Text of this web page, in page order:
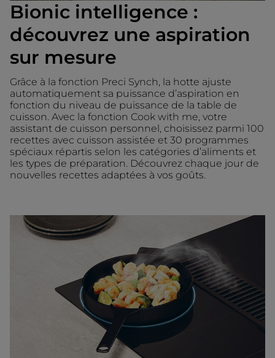
Bionic intelligence :
découvrez une aspiration
sur mesure
Grâce à la fonction Preci Synch, la hotte ajuste
automatiquement sa puissance d’aspiration en
fonction du niveau de puissance de la table de
cuisson. Avec la fonction Cook with me, votre
assistant de cuisson personnel, choisissez parmi 100
recettes avec cuisson assistée et 30 programmes
spéciaux répartis selon les catégories d’aliments et
les types de préparation. Découvrez chaque jour de
nouvelles recettes adaptées à vos goûts.